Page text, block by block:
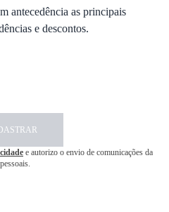
antecedência as principais
e descontos.
e autorizo o envio de comunicações da